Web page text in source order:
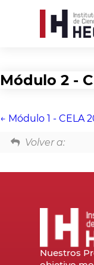
Módulo 2 -
Módulo 1 - CELA
Volver a:
Nuestros